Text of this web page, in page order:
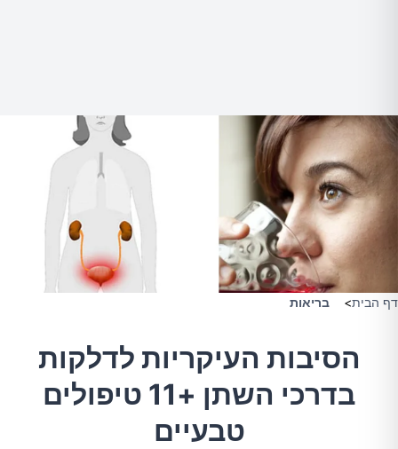
דף הבית> בריאות
הסיבות העיקריות לדלקות
בדרכי השתן +11 טיפולים
טבעיים